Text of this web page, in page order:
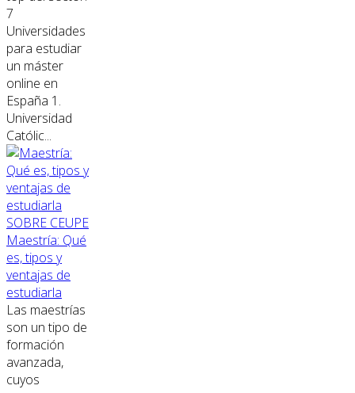
7
Universidades
para estudiar
un máster
online en
España 1.
Universidad
Católic...
SOBRE CEUPE
Maestría: Qué
es, tipos y
ventajas de
estudiarla
Las maestrías
son un tipo de
formación
avanzada,
cuyos